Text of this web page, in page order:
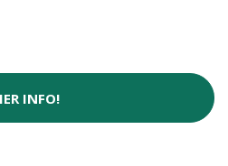
INFO!